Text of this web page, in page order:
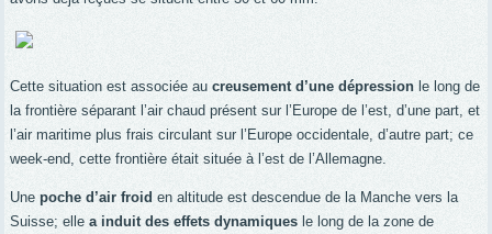
Cette situation est associée aucreusement d’une dépression le long de
la frontière séparant l’air chaud présent sur l’Europe de l’est, d’une part, et
l’air maritime plus frais circulant sur l’Europe occidentale, d’autre part; ce
week-end, cette frontière était située à l’est de l’Allemagne.
Unepoche d’air froid en altitude est descendue de la Manche vers la
Suisse; ellea induit des effets dynamiques le long de la zone de